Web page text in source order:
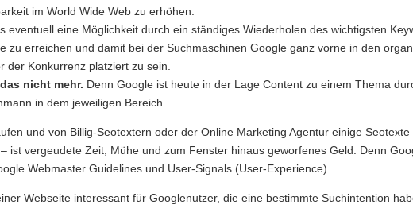
im World Wide Web zu erhöhen.
eventuell eine Möglichkeit durch ein ständiges Wiederholen des wichtigsten
zu erreichen und damit bei der Suchmaschinen Google ganz vorne in den
der Konkurrenz platziert zu sein.
nicht mehr. Denn Google ist heute in der Lage Content zu einem Thema
in dem jeweiligen Bereich.
und von Billig-Seotextern oder der Online Marketing Agentur einige
– ist vergeudete Zeit, Mühe und zum Fenster hinaus geworfenes Geld. Denn
Webmaster Guidelines und User-Signals (User-Experience).
Webseite interessant für Googlenutzer, die eine bestimmte Suchintention